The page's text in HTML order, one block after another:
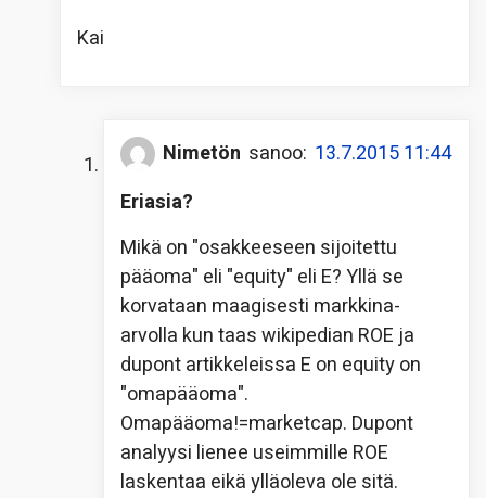
Kai
Nimetön sanoo: 13.7.2015 11:44
Eriasia?
Mikä on "osakkeeseen sijoitettu
pääoma" eli "equity" eli E? Yllä se
korvataan maagisesti markkina-
arvolla kun taas wikipedian ROE ja
dupont artikkeleissa E on equity on
"omapääoma".
Omapääoma!=marketcap. Dupont
analyysi lienee useimmille ROE
laskentaa eikä ylläoleva ole sitä.